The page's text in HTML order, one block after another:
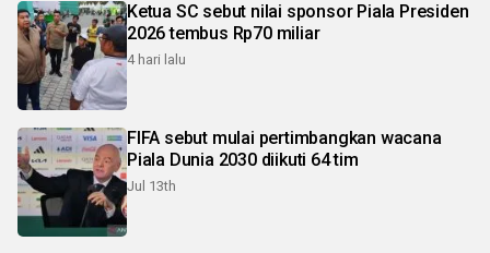
Ketua SC sebut nilai sponsor Piala Presiden
2026 tembus Rp70 miliar
4 hari lalu
FIFA sebut mulai pertimbangkan wacana
Piala Dunia 2030 diikuti 64 tim
Jul 13th